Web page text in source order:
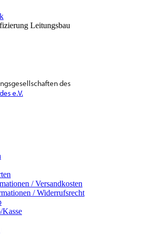
Leitungsbau
des
e.V.
/ Versandkosten
/ Widerrufsrecht
Kasse